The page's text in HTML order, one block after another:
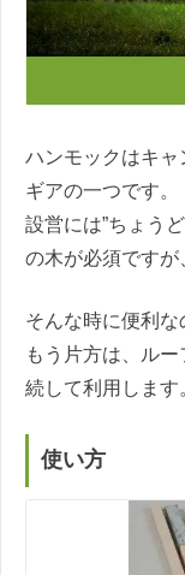
ハンモックはキ
ギアの一つです。
設営には”ちょう
の木が必須ですが
そんな時に便利な
もう片方は、ル
続して利用します
使い方